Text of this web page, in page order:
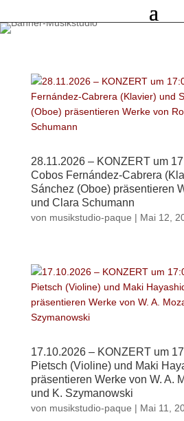
28.11.2026 – KONZERT um
Cobos Fernández-Cabrera
Sánchez (Oboe) präsentieren
und Clara Schumann
von musikstudio-paque | Mai 12,
17.10.2026 – KONZERT um
Pietsch (Violine) und Maki
präsentieren Werke von W. A.
und K. Szymanowski
von musikstudio-paque | Mai 11,